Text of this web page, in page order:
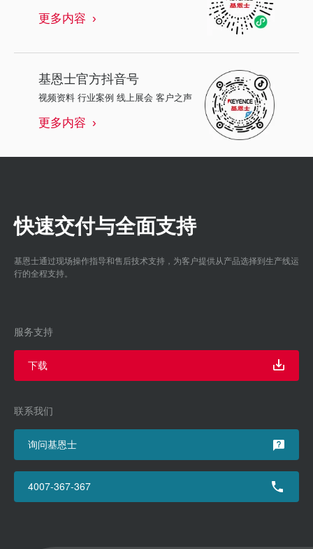
更多内容
基恩士官方抖音号
视频资料 行业案例 线上展会 客户之声
更多内容
快速交付与全面支持
基恩士通过现场操作指导和售后技术支持，为客户提供从产品选择到生产线运
行的全程支持。
服务支持
下载
联系我们
询问基恩士
4007-367-367